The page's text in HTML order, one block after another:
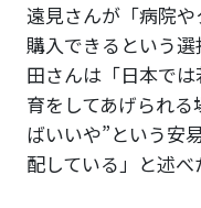
遠見さんが「病院
購入できるという
田さんは「日本で
育をしてあげられ
ばいいや”という安
配している」と述べ